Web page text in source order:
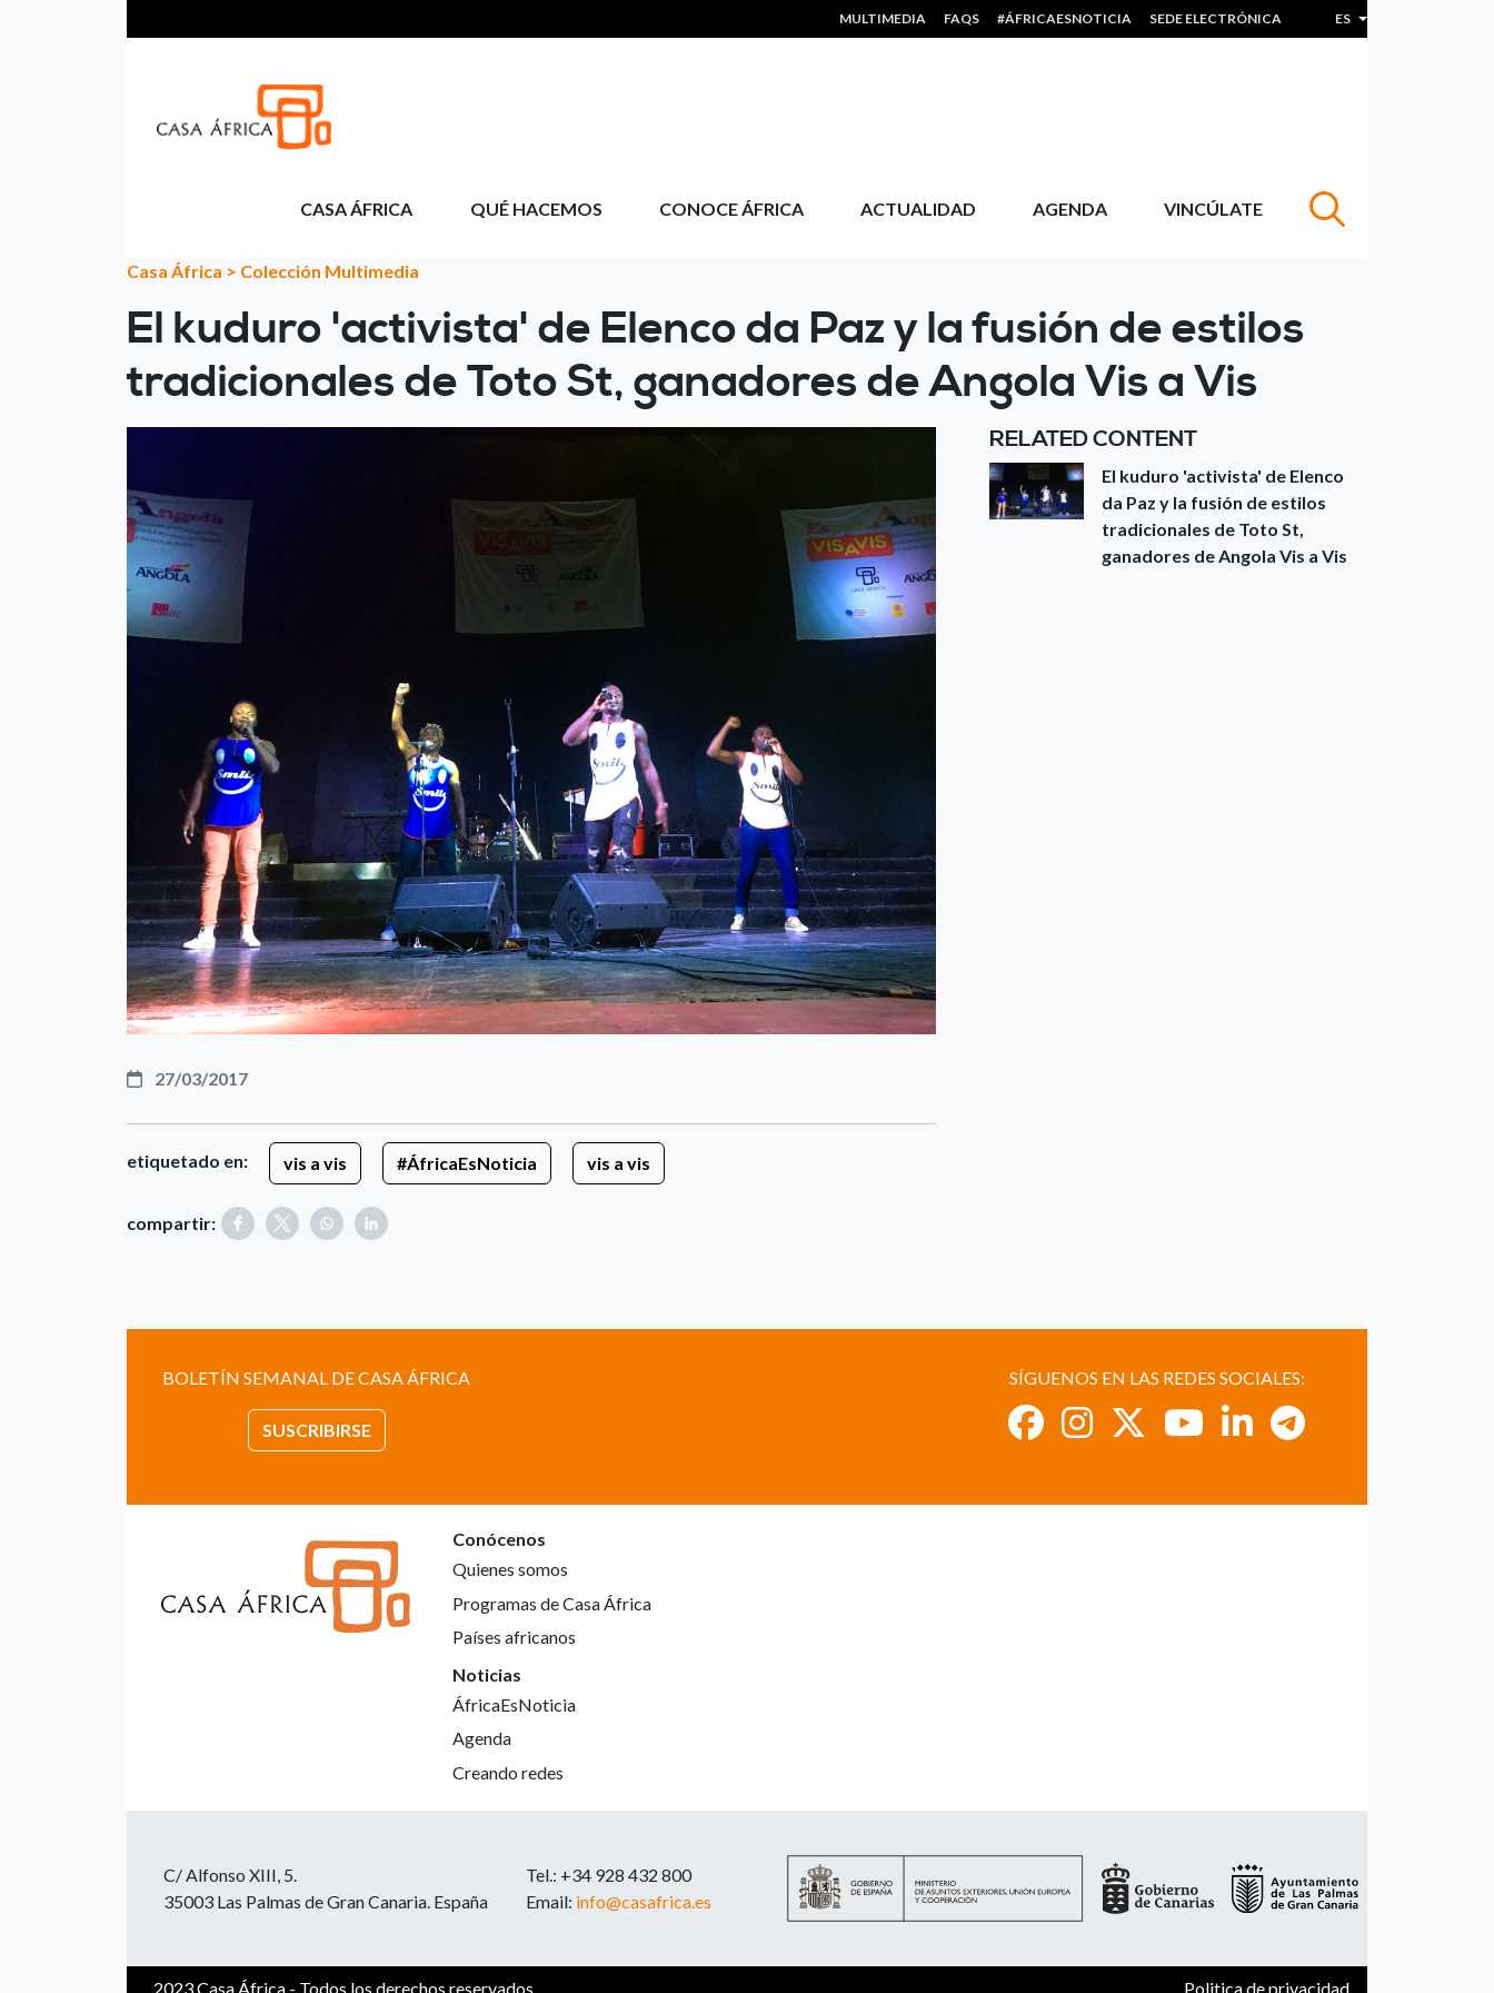
HEADER MENU
MULTIMEDIA FAQS #ÁFRICAESNOTICIA SEDE ELECTRÓNICA ES Lista adicional de
CASA ÁFRICA QUÉ HACEMOS CONOCE ÁFRICA ACTUALIDAD AGENDA VINCÚLATE
Casa África > Colección Multimedia
El kuduro 'activista' de Elenco da Paz y la fusión de estilos
tradicionales de Toto St, ganadores de Angola Vis a Vis
27/03/2017
etiquetado en: vis a vis #ÁfricaEsNoticia vis a vis
compartir:
RELATED CONTENT
El kuduro 'activista' de Elenco
da Paz y la fusión de estilos
tradicionales de Toto St,
ganadores de Angola Vis a Vis
BOLETÍN SEMANAL DE CASA ÁFRICA
SUSCRIBIRSE
SÍGUENOS EN LAS REDES SOCIALES:
Conócenos
Quienes somos
Programas de Casa África
Países africanos
Noticias
ÁfricaEsNoticia
Agenda
Creando redes
C/ Alfonso XIII, 5.
35003 Las Palmas de Gran Canaria. España
Tel.: +34 928 432 800
Email: info@casafrica.es
2023 Casa África - Todos los derechos reservados Politica de privacidad